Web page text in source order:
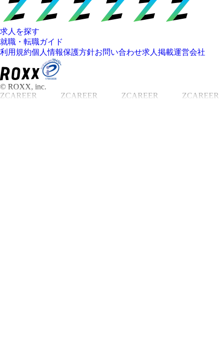
求人を探す
就職・転職ガイド
利用規約個人情報保護方針お問い合わせ求人掲載運営会社
© ROXX, inc.
ZCAREER
ZCAREER ZCAREER ZCAREER